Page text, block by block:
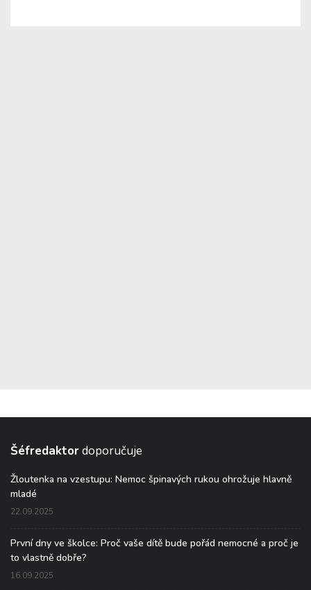
Šéfredaktordoporučuje
Žloutenka na vzestupu: Nemoc špinavých rukou ohrožuje hlavně
mladé
22.09.2025
První dny ve školce: Proč vaše dítě bude pořád nemocné a proč je
to vlastně dobře?
16.09.2025